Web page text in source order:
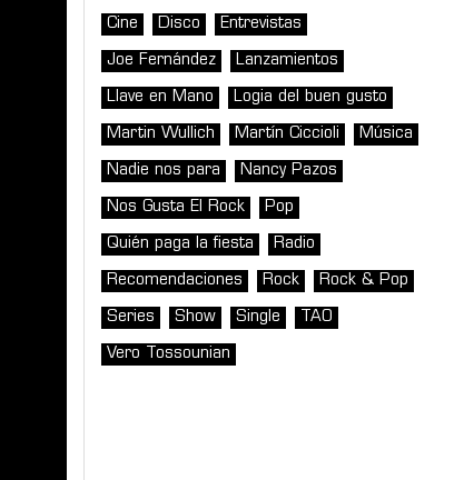
Cine Disco Entrevistas
Joe Fernández Lanzamientos
Llave en Mano Logia del buen gusto
Martin Wullich Martín Ciccioli Música
Nadie nos para Nancy Pazos
Nos Gusta El Rock Pop
Quién paga la fiesta Radio
Recomendaciones Rock Rock & Pop
Series Show Single TAO
Vero Tossounian